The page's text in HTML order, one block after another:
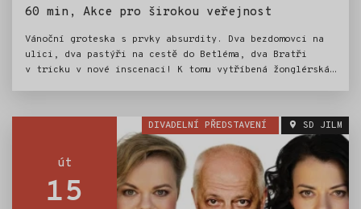
60 min, Akce pro širokou veřejnost
Vánoční groteska s prvky absurdity. Dva bezdomovci na
ulici, dva pastýři na cestě do Betléma, dva Bratři
v tricku v nové inscenaci! K tomu vytříbená žonglérská
jen popelnice, hromada tašek a … KAPR!
út
15
DIVADELNÍ PŘEDSTAVENÍ SD JILM